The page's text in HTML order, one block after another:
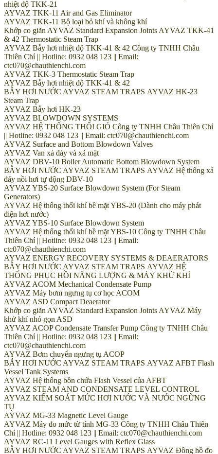
nhiệt độ TKK-21
AYVAZ TKK-11 Air and Gas Eliminator
AYVAZ TKK-11 Bộ loại bỏ khí và không khí
Khớp co giãn AYVAZ Standard Expansion Joints AYVAZ TKK-41
& 42 Thermostatic Steam Trap
AYVAZ Bẫy hơi nhiệt độ TKK-41 & 42 Công ty TNHH Châu
Thiên Chí || Hotline: 0932 048 123 || Email:
ctc070@chauthienchi.com
AYVAZ TKK-3 Thermostatic Steam Trap
AYVAZ Bẫy hơi nhiệt độ TKK-41 & 42
BẪY HƠI NƯỚC AYVAZ STEAM TRAPS AYVAZ HK-23
Steam Trap
AYVAZ Bẫy hơi HK-23
AYVAZ BLOWDOWN SYSTEMS
AYVAZ HỆ THỐNG THỔI GIÓ Công ty TNHH Châu Thiên Chí
|| Hotline: 0932 048 123 || Email: ctc070@chauthienchi.com
AYVAZ Surface and Bottom Blowdown Valves
AYVAZ Van xả đáy và xả mặt
AYVAZ DBV-10 Boiler Automatic Bottom Blowdown System
BẪY HƠI NƯỚC AYVAZ STEAM TRAPS AYVAZ Hệ thống xả
đáy nồi hơi tự động DBV-10
AYVAZ YBS-20 Surface Blowdown System (For Steam
Generators)
AYVAZ Hệ thống thổi khí bề mặt YBS-20 (Dành cho máy phát
điện hơi nước)
AYVAZ YBS-10 Surface Blowdown System
AYVAZ Hệ thống thổi khí bề mặt YBS-10 Công ty TNHH Châu
Thiên Chí || Hotline: 0932 048 123 || Email:
ctc070@chauthienchi.com
AYVAZ ENERGY RECOVERY SYSTEMS & DEAERATORS
BẪY HƠI NƯỚC AYVAZ STEAM TRAPS AYVAZ HỆ
THỐNG PHỤC HỒI NĂNG LƯỢNG & MÁY KHỬ KHÍ
AYVAZ ACOM Mechanical Condensate Pump
AYVAZ Máy bơm ngưng tụ cơ học ACOM
AYVAZ ASD Compact Deaerator
Khớp co giãn AYVAZ Standard Expansion Joints AYVAZ Máy
khử khí nhỏ gọn ASD
AYVAZ ACOP Condensate Transfer Pump Công ty TNHH Châu
Thiên Chí || Hotline: 0932 048 123 || Email:
ctc070@chauthienchi.com
AYVAZ Bơm chuyển ngưng tụ ACOP
BẪY HƠI NƯỚC AYVAZ STEAM TRAPS AYVAZ AFBT Flash
Vessel Tank Systems
AYVAZ Hệ thống bồn chứa Flash Vessel của AFBT
AYVAZ STEAM AND CONDENSATE LEVEL CONTROL
AYVAZ KIỂM SOÁT MỨC HƠI NƯỚC VÀ NƯỚC NGỪNG
TỤ
AYVAZ MG-33 Magnetic Level Gauge
AYVAZ Máy đo mức từ tính MG-33 Công ty TNHH Châu Thiên
Chí || Hotline: 0932 048 123 || Email: ctc070@chauthienchi.com
AYVAZ RC-11 Level Gauges with Reflex Glass
BẪY HƠI NƯỚC AYVAZ STEAM TRAPS AYVAZ Đồng hồ đo